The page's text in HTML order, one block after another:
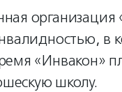
организация
в
«Инвакон»
школу.